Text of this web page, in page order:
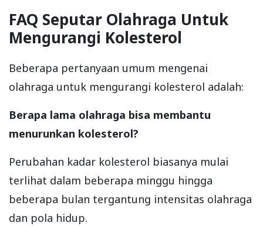
FAQ Seputar Olahraga Untuk
Mengurangi Kolesterol
Beberapa pertanyaan umum mengenai
olahraga untuk mengurangi kolesterol adalah:
Berapa lama olahraga bisa membantu
menurunkan kolesterol?
Perubahan kadar kolesterol biasanya mulai
terlihat dalam beberapa minggu hingga
beberapa bulan tergantung intensitas olahraga
dan pola hidup.